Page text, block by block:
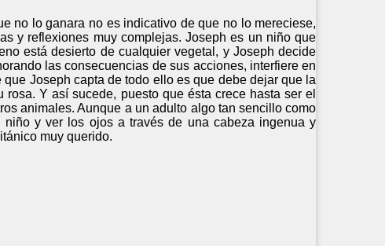
no lo ganara no es indicativo de que no lo mereciese,
y reflexiones muy complejas. Joseph es un niño que
está desierto de cualquier vegetal, y Joseph decide
las consecuencias de sus acciones, interfiere en
Joseph capta de todo ello es que debe dejar que la
Y así sucede, puesto que ésta crece hasta ser el
animales. Aunque a un adulto algo tan sencillo como
y ver los ojos a través de una cabeza ingenua y
muy querido.